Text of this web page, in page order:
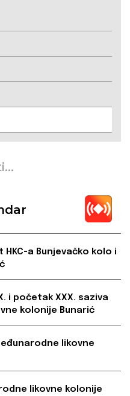
a Bunjevačko kolo i
i početak XXX. saziva
kolonije Bunarić
likovne
likovne kolonije